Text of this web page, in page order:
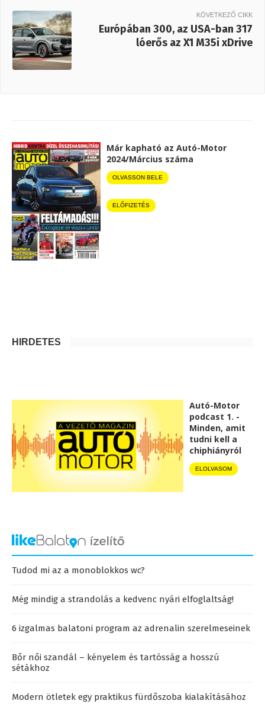
KÖVETKEZŐ CIKK
Európában 300, az USA-ban 317
lóerős az X1 M35i xDrive
Már kapható az Autó-Motor
2024/Március száma
OLVASSON BELE
ELŐFIZETÉS
HIRDETÉS
Autó-Motor
podcast 1. -
Minden, amit
tudni kell a
chiphiányról
ELOLVASOM
Tudod mi az a monoblokkos wc?
Még mindig a strandolás a kedvenc nyári elfoglaltság!
6 izgalmas balatoni program az adrenalin szerelmeseinek
Bőr női szandál – kényelem és tartósság a hosszú
sétákhoz
Modern ötletek egy praktikus fürdőszoba kialakításához